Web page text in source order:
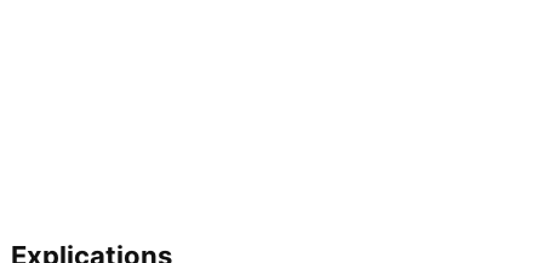
Explications